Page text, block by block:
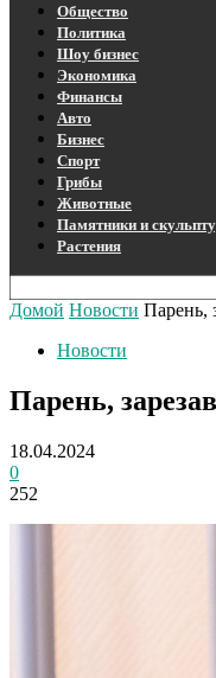
Общество
Политика
Шоу бизнес
Экономика
Финансы
Авто
Бизнес
Спорт
Грибы
Животные
Памятники и
Растения
Домой Новости Парень,
Новости
Парень,
18.04.2024
0
252